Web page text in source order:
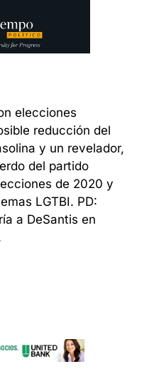
elecciones
reducción del
y un revelador,
del partido
de 2020 y
LGTBI. PD:
a DeSantis en